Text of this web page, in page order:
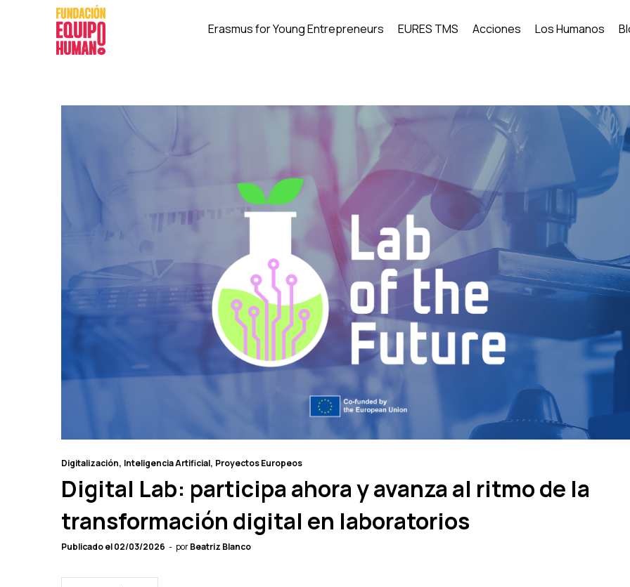
Erasmus for Young Entrepreneurs EURES TMS Acciones Los Humanos
Digitalización Inteligencia Artificial Proyectos Europeos
Digital Lab: participa ahora y avanza al ritmo de la
transformación digital en laboratorios
Publicado el02/03/2026 porBeatriz Blanco